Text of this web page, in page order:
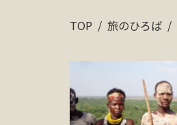
TOP 旅のひろば